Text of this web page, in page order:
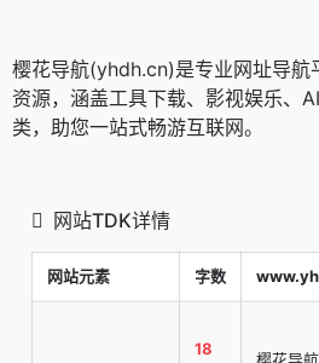
樱花导航(yhdh.cn)是专业网址导航
资源，涵盖工具下载、影视娱乐、
类，助您一站式畅游互联网。
网站TDK详情
网站元素 字数
18
樱花导